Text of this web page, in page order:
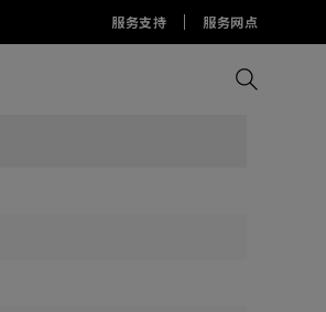
服务支持 服务网点